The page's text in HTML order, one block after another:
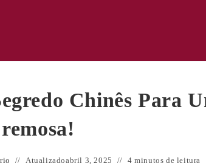
Chinês Para
Atualizadoabril 3, 2025 4 minutos de leitura